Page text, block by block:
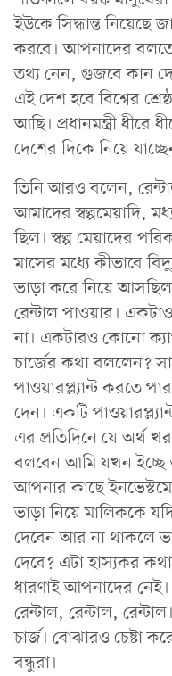
ইউকে সিদ্ধান্ত নিয়েছে
করবে। আপনাদের
তথ্য নেন, গুজবে কান
এই দেশ হবে বিশ্বের
আছি। প্রধানমন্ত্রী ধীরে
দেশের দিকে নিয়ে
তিনি আরও বলেন,
আমাদের স্বল্পমেয়াদি,
ছিল। স্বল্প মেয়াদের
মাসের মধ্যে কীভাবে
ভাড়া করে নিয়ে
রেন্টাল পাওয়ার।
না। একটারও কোনো
চার্জের কথা বললেন?
পাওয়ারপ্ল্যান্ট করতে
দেন। একটি
এর প্রতিদিনে যে অর্থ
বলবেন আমি যখন ইচ্ছে
আপনার কাছে
ভাড়া নিয়ে মালিককে
দেবেন আর না থাকলে
দেবে? এটা হাস্যকর
ধারণাই আপনাদের
রেন্টাল, রেন্টাল,
চার্জ। বোঝারও চেষ্টা
বন্ধুরা।